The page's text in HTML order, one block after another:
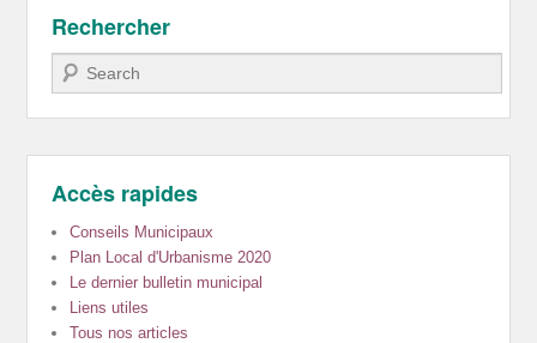
Rechercher
Recherche
Accès rapides
Conseils Municipaux
Plan Local d'Urbanisme 2020
Le dernier bulletin municipal
Liens utiles
Tous nos articles